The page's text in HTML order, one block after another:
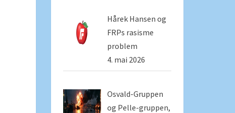
Hårek Hansen og
FRPs rasisme
problem
4. mai 2026
Osvald-Gruppen
og Pelle-gruppen,